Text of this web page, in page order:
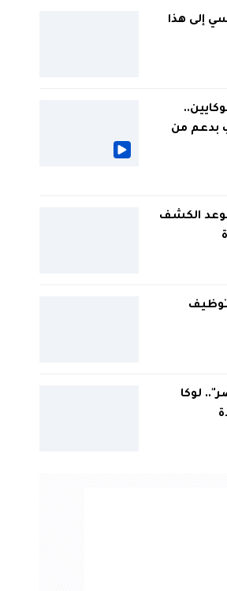
إلى هذا
الكوكايين..
بدعم من
موعد الكشف
توظيف
لوكا